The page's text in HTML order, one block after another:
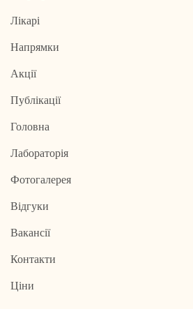
Лікарі
Напрямки
Акції
Публікації
Головна
Лабораторія
Фотогалерея
Відгуки
Вакансії
Контакти
Ціни